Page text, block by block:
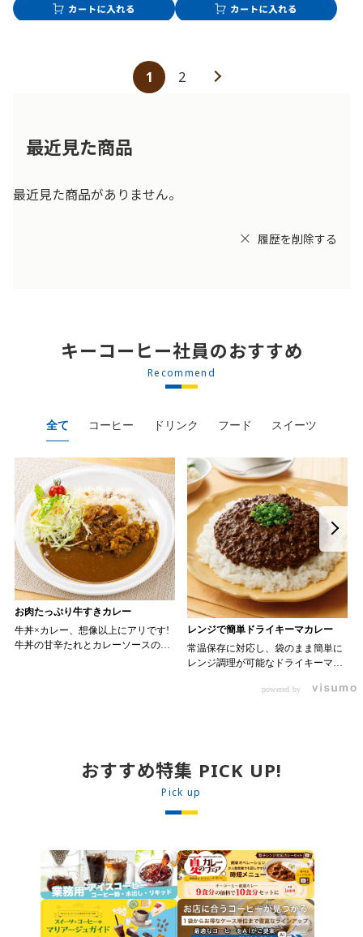
1 2
最近見た商品
最近見た商品がありません。
履歴を削除する
キーコーヒー社員のおすすめ
Recommend
全て コーヒー ドリンク フード スイーツ
お肉たっぷり牛すきカレー
牛丼×カレー、想像以上にアリです!
牛丼の甘辛たれとカレーソースのス
丼の素を中央にのせます。 3. 手前
からカレーソースをかけ、サラダを
盛りつけます。 ※牛丼の素のたれを
レンジで簡単ドライキーマカレー
常温保存に対応し、袋のまま簡単に
レンジ調理が可能なドライキーマカ
オリジナルメニューにアレンジも可
powered by
おすすめ特集 PICK UP!
Pick up